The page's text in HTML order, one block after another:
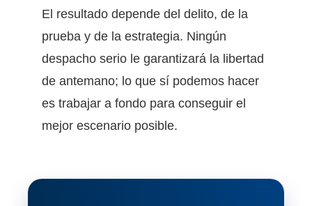
El resultado depende del delito, de la
prueba y de la estrategia. Ningún
despacho serio le garantizará la libertad
de antemano; lo que sí podemos hacer
es trabajar a fondo para conseguir el
mejor escenario posible.